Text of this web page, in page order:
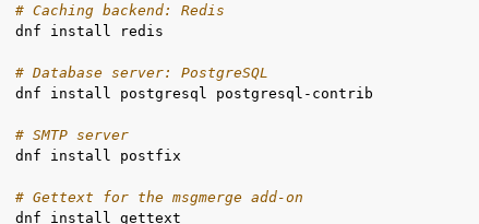
# Caching backend: Redis
dnf
install redis
# Database server: PostgreSQL
dnf
install postgresql postgresql-contrib
# SMTP server
dnf
install postfix
# Gettext for the msgmerge add-on
dnf
install